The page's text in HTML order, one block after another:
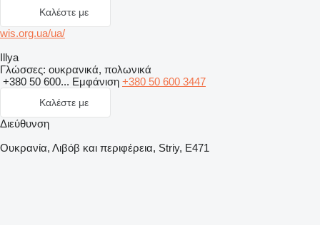
Καλέστε με
wis.org.ua/ua/
Illya
Γλώσσες: ουκρανικά, πολωνικά
+380 50 600... Εμφάνιση +380 50 600 3447
Καλέστε με
Διεύθυνση
Ουκρανία, Λιβόβ και περιφέρεια, Striy, E471